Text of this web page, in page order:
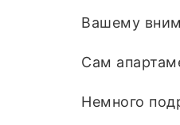
Вашему
Сам
Немного